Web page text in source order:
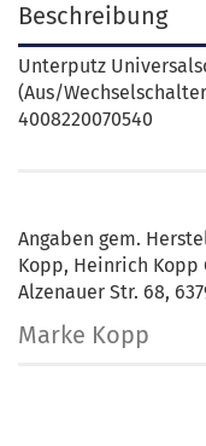
Beschreibung
Unterputz
(Aus/
4008220070540
Angaben gem.
Kopp, Heinrich
Alzenauer Str. 68,
Marke Kopp